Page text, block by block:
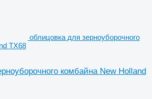
облицовка для зерноуборочного
TX68
комбайна New Holland